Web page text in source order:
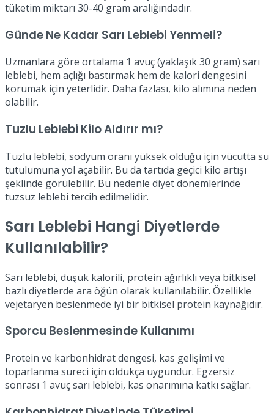
tüketim miktarı 30-40 gram aralığındadır.
Günde Ne Kadar Sarı Leblebi Yenmeli?
Uzmanlara göre ortalama 1 avuç (yaklaşık 30 gram) sarı
leblebi, hem açlığı bastırmak hem de kalori dengesini
korumak için yeterlidir. Daha fazlası, kilo alımına neden
olabilir.
Tuzlu Leblebi Kilo Aldırır mı?
Tuzlu leblebi, sodyum oranı yüksek olduğu için vücutta su
tutulumuna yol açabilir. Bu da tartıda geçici kilo artışı
şeklinde görülebilir. Bu nedenle diyet dönemlerinde
tuzsuz leblebi tercih edilmelidir.
Sarı Leblebi Hangi Diyetlerde
Kullanılabilir?
Sarı leblebi, düşük kalorili, protein ağırlıklı veya bitkisel
bazlı diyetlerde ara öğün olarak kullanılabilir. Özellikle
vejetaryen beslenmede iyi bir bitkisel protein kaynağıdır.
Sporcu Beslenmesinde Kullanımı
Protein ve karbonhidrat dengesi, kas gelişimi ve
toparlanma süreci için oldukça uygundur. Egzersiz
sonrası 1 avuç sarı leblebi, kas onarımına katkı sağlar.